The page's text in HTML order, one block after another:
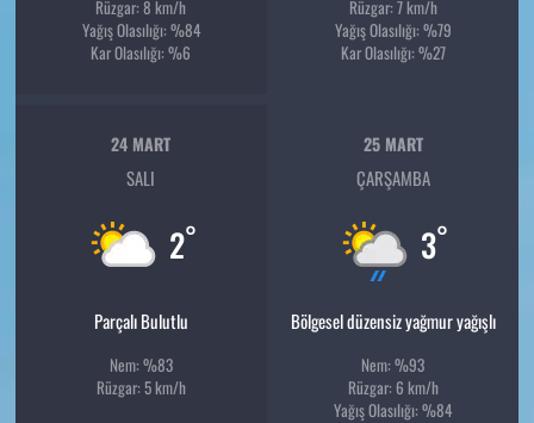
Rüzgar: 8 km/h
Yağış Olasılığı: %84
Kar Olasılığı: %6
Rüzgar: 7 km/h
Yağış Olasılığı: %79
Kar Olasılığı: %27
24 MART
SALI
2°
Parçalı Bulutlu
Nem: %83
Rüzgar: 5 km/h
25 MART
ÇARŞAMBA
3°
Bölgesel düzensiz yağmur yağışlı
Nem: %93
Rüzgar: 6 km/h
Yağış Olasılığı: %84